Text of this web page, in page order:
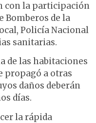
con la participación
Bomberos de la
Policía Nacional
sanitarias.
de las habitaciones
propagó a otras
daños deberán
días.
la rápida